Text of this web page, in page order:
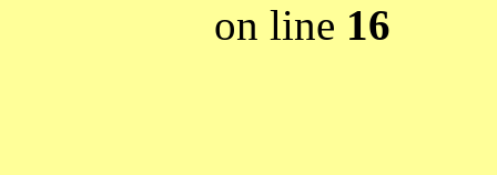
on line 16